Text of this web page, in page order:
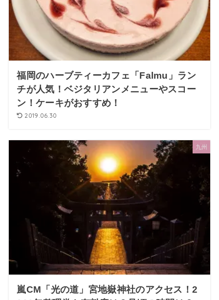
福岡のハーブティーカフェ「Falmu」ラン
チが人気！ベジタリアンメニューやスコー
ン！ケーキがおすすめ！
2019.06.30
九州
嵐CM「光の道」宮地嶽神社のアクセス！2